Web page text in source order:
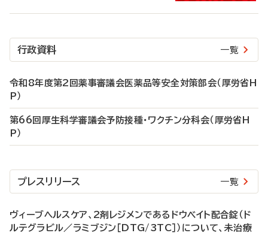
行政資料 一覧
令和8年度第2回薬事審議会医薬品等安全対策部会（厚労省H
P）
第66回厚生科学審議会予防接種・ワクチン分科会（厚労省H
P）
プレスリリース 一覧
ヴィーブヘルスケア、2剤レジメンであるドウベイト配合錠（ド
ルテグラビル／ラミブジン［DTG/3TC］）について、未治療